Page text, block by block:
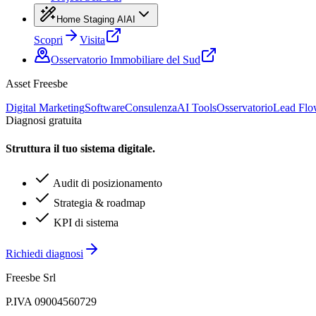
Home Staging AI AI
Scopri
Visita
Osservatorio Immobiliare del Sud
Asset Freesbe
Digital MarketingSoftwareConsulenzaAI ToolsOsservatorioLead
Diagnosi gratuita
Struttura il tuo sistema digitale.
Audit di posizionamento
Strategia & roadmap
KPI di sistema
Richiedi diagnosi
Freesbe Srl
P.IVA 09004560729